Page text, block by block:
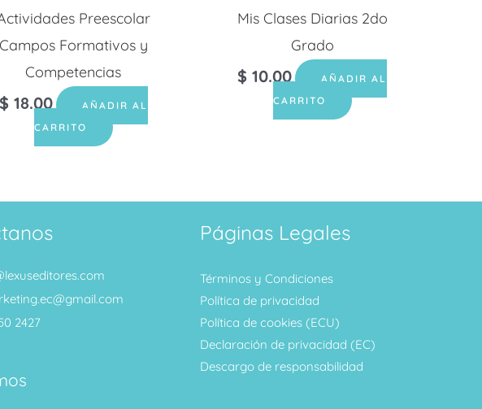
Preescolar
Campos Formativos y
Competencias
$ 18.00
AÑADIR AL
CARRITO
Mis Clases Diarias 2do
Grado
$ 10.00
AÑADIR AL
CARRITO
2427
Páginas Legales
Términos y Condiciones
Política de privacidad
Política de cookies (ECU)
Declaración de privacidad (EC)
Descargo de responsabilidad